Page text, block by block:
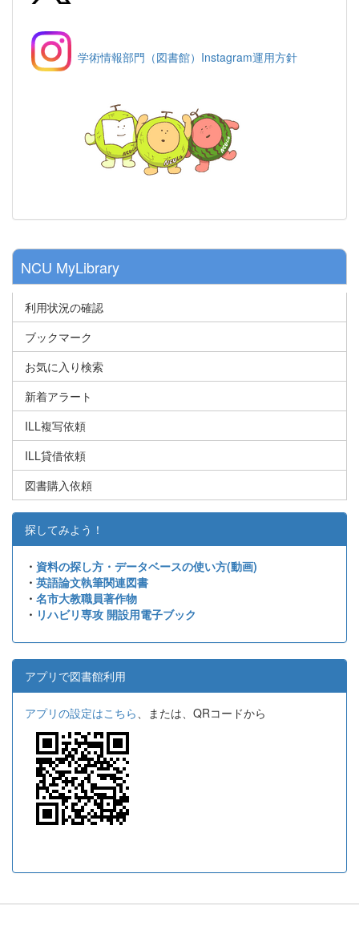
学術情報部門（図書館）Instagram運用方針
NCU MyLibrary
利用状況の確認
ブックマーク
お気に入り検索
新着アラート
ILL複写依頼
ILL貸借依頼
図書購入依頼
探してみよう！
・ 資料の探し方・データベースの使い方(動画)
・ 英語論文執筆関連図書
・ 名市大教職員著作物
・ リハビリ専攻 開設用電子ブック
アプリで図書館利用
アプリの設定はこちら、または、QRコードから